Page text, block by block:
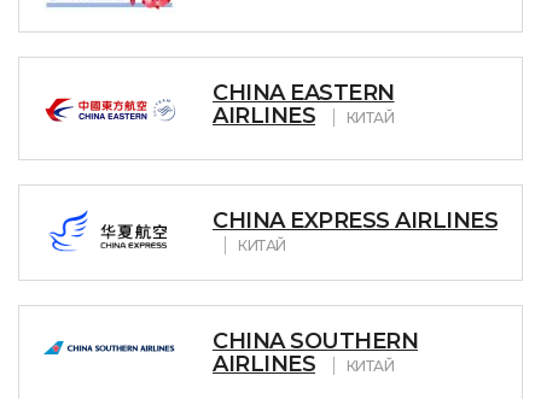
CHINA EASTERN
AIRLINES
КИТАЙ
CHINA EXPRESS AIRLINES
КИТАЙ
CHINA SOUTHERN
AIRLINES
КИТАЙ